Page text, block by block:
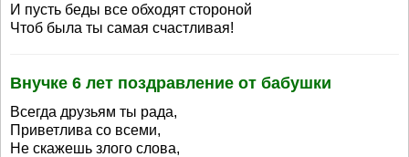
И пусть беды все обходят стороной
Чтоб была ты самая счастливая!
Внучке 6 лет поздравление от бабушки
Всегда друзьям ты рада,
Приветлива со всеми,
Не скажешь злого слова,